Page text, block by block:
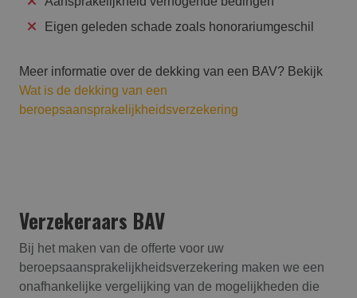
Eigen geleden schade zoals honorariumgeschil
Meer informatie over de dekking van een BAV? Bekijk
Wat is de dekking van een
beroepsaansprakelijkheidsverzekering
Verzekeraars BAV
Bij het maken van de offerte voor uw
beroepsaansprakelijk­heids­verzekering maken we een
onafhankelijke vergelijking van de mogelijkheden die